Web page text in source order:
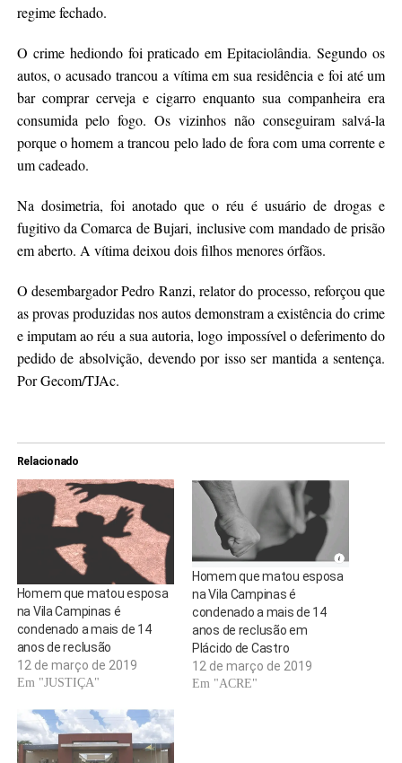
regime fechado.
O crime hediondo foi praticado em Epitaciolândia. Segundo os
autos, o acusado trancou a vítima em sua residência e foi até um
bar comprar cerveja e cigarro enquanto sua companheira era
consumida pelo fogo. Os vizinhos não conseguiram salvá-la
porque o homem a trancou pelo lado de fora com uma corrente e
um cadeado.
Na dosimetria, foi anotado que o réu é usuário de drogas e
fugitivo da Comarca de Bujari, inclusive com mandado de prisão
em aberto. A vítima deixou dois filhos menores órfãos.
O desembargador Pedro Ranzi, relator do processo, reforçou que
as provas produzidas nos autos demonstram a existência do crime
e imputam ao réu a sua autoria, logo impossível o deferimento do
pedido de absolvição, devendo por isso ser mantida a sentença.
Por Gecom/TJAc.
Relacionado
Homem que matou esposa
na Vila Campinas é
condenado a mais de 14
anos de reclusão
12 de março de 2019
Em "JUSTIÇA"
Homem que matou esposa
na Vila Campinas é
condenado a mais de 14
anos de reclusão em
Plácido de Castro
12 de março de 2019
Em "ACRE"